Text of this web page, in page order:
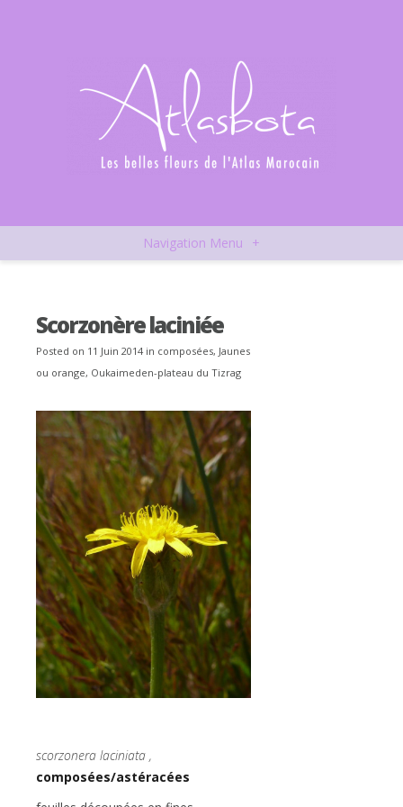
Navigation Menu +
Scorzonère laciniée
Posted on 11 Juin 2014 in composées, Jaunes
ou orange, Oukaimeden-plateau du Tizrag
scorzonera laciniata ,
composées/astéracées